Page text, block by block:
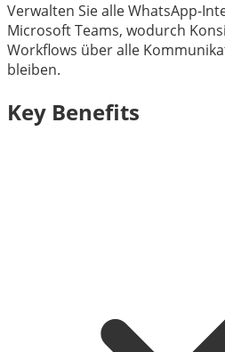
Verwalten Sie alle WhatsApp-
Microsoft Teams, wodurch
Workflows über alle
bleiben.
Key Benefits